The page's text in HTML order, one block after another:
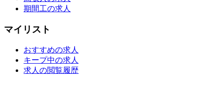
期間工の求人
マイリスト
おすすめの求人
キープ中の求人
求人の閲覧履歴